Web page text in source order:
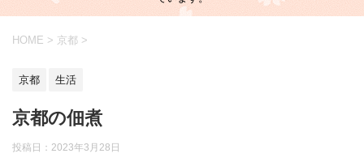
HOME > 京都 >
京都 生活
京都の佃煮
投稿日： 2023年3月28日